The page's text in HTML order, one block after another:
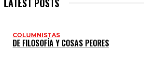
LATEST POSTS
COLUMNISTAS
DE FILOSOFÍA Y COSAS PEORES